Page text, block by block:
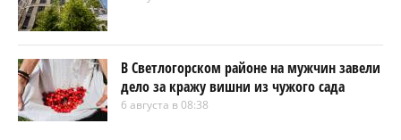
В Светлогорском районе на мужчин завели
дело за кражу вишни из чужого сада
6 августа в 08:38